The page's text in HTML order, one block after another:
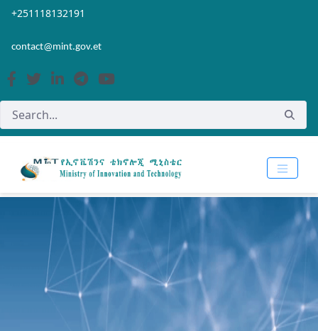
Skip to Main Content
Open Accessibility Menu
+251118132191
contact@mint.gov.et